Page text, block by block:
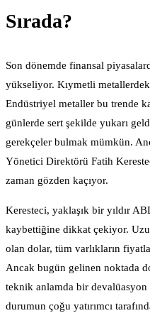
Sırada?
Son dönemde finansal
yükseliyor. Kıymetli metallerdeki
Endüstriyel metaller bu trende
günlerde sert şekilde yukarı
gerekçeler bulmak mümkün.
Yönetici Direktörü Fatih
zaman gözden kaçıyor.
Keresteci, yaklaşık bir yıldır
kaybettiğine dikkat çekiyor.
olan dolar, tüm varlıkların
Ancak bugün gelinen noktada
teknik anlamda bir devalüasyon
durumun çoğu yatırımcı